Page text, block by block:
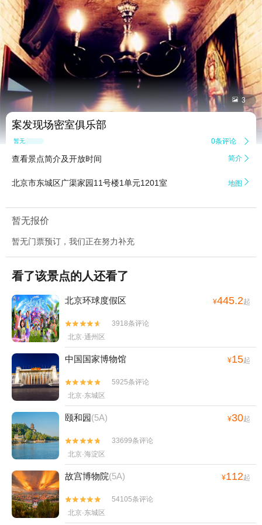
 3
案发现场密室俱乐部
暂无点评 0条评论 
查看景点简介及开放时间 简介 
北京市东城区广渠家园11号楼1单元1201室 地图 
暂无报价
暂无门票预订，我们正在努力补充
看了该景点的人还看了
北京环球度假区 ¥445.2起


3918条评论
北京·通州区
中国国家博物馆 ¥15起


5925条评论
北京·东城区
颐和园(5A) ¥30起


33699条评论
北京·海淀区
故宫博物院(5A) ¥112起


54105条评论
北京·东城区
